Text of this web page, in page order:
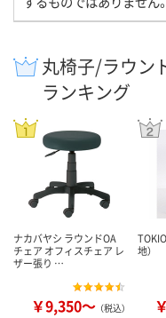
丸椅子/ラウン
ランキング
ナカバヤシ ラウンドOA
チェア オフィスチェア レ
ザー張り …
￥9,350～ （税込）
地）